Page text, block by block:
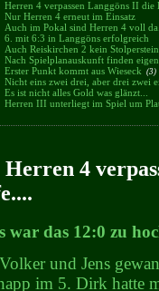
Herren 4 verpassen Langgöns II die
Nur Herren 4 erneut im Einsatz
Auch im Pokal sind Herren 4 voll
6. mit 6:3 in Langgöns erfolgreich
Auch Reiskirchen 2 kein
Nach Spielplanauskunft finden
Erster Punkt kommt aus Wieseck (3)
Nicht eins zwei drei, aber drei zwei
Es ist nicht alles Gold was glänzt...
Herren III unterliegt im Spiel um
Herren 4
war das 12:0 zu
und Jens
im 5. Dirk hatte